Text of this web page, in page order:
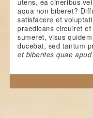
utens, ea cineribus
aqua non biberet?
satisfacere et
praedicans circuiret
sumeret, visus
ducebat, sed tantum
et bibentes quae